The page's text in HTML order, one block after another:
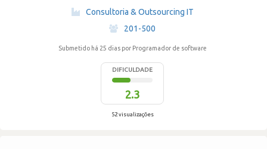
·
Consultoria & Outsourcing IT
·
201-500
Submetido há 25 dias por Programador de software
DIFICULDADE
2.3
52 visualizações